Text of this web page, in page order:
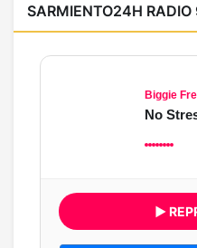
SARMIENTO24H
Biggie
No
▶